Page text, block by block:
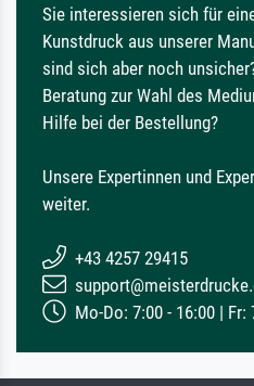
Sie interessieren sich für
Kunstdruck aus unserer
sind sich aber noch
Beratung zur Wahl des
Hilfe bei der Bestellung?
Unsere Expertinnen und
weiter.
+43 4257 29415
Mo-Do: 7:00 - 16:00 | Fr: